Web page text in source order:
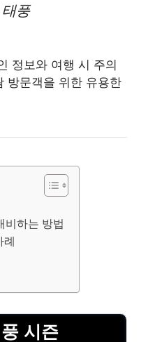
풍
정보와 여행 시 주의
방문객을 위한 유용한
비하는 방법
례
시즌